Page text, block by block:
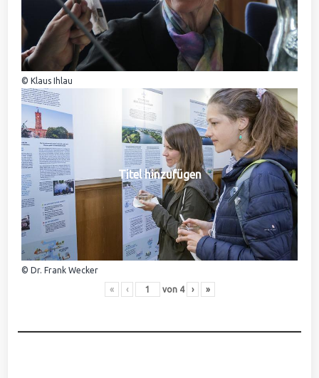
© Klaus Ihlau
Titel hinzufügen
© Dr. Frank Wecker
« ‹ von 4 › »